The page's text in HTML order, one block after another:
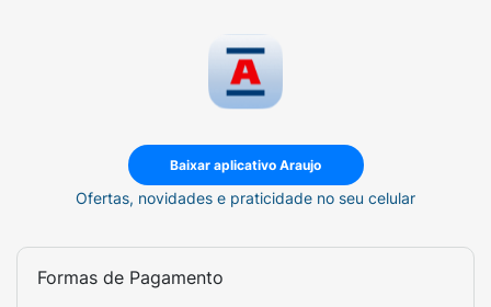
Baixar aplicativo Araujo
Ofertas, novidades e praticidade no seu celular
Formas de Pagamento